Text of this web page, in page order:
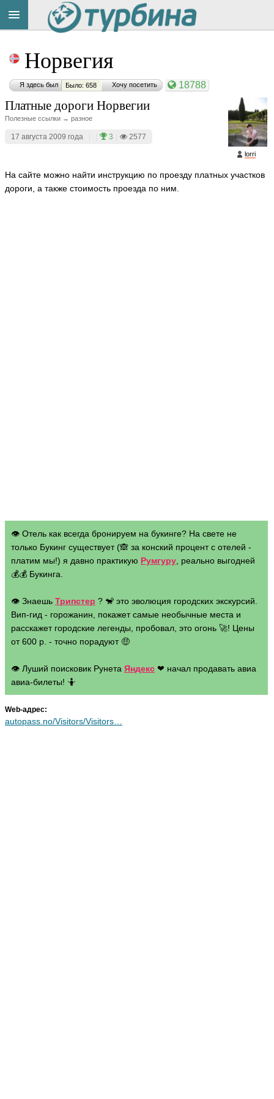
Норвегия
Я здесь был Было: 658 Хочу посетить 18788
lorri
Платные дороги Норвегии
Полезные ссылки → разное
17 августа 2009 года 3 2577
На сайте можно найти инструкцию по проезду платных участков
дороги, а также стоимость проезда по ним.
👁 Отель как всегда бронируем на букинге? На свете не
только Букинг существует (🙈 за конский процент с отелей -
платим мы!) я давно практикую Румгуру , реально выгодней
💰💰 Букинга.
👁 Знаешь Трипстер ? 🐒 это эволюция городских экскурсий.
Вип-гид - горожанин, покажет самые необычные места и
расскажет городские легенды, пробовал, это огонь 🚀! Цены
от 600 р. - точно порадуют 🤑
👁 Луший поисковик Рунета Яндекс ❤ начал продавать авиа
авиа-билеты! 🤷
Web-адрес:
autopass.no/Visitors/Visitors…
на
сайте: